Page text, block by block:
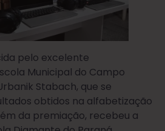
pelo excelente
Municipal do Campo
Stabach, que se
obtidos na alfabetização
da premiação, recebeu a